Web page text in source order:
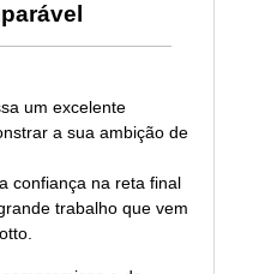
um excelente
a sua ambição de
confiança na reta final
trabalho que vem